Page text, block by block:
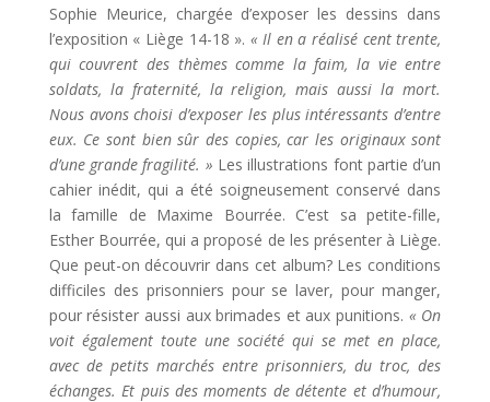
Sophie Meurice, chargée d’exposer les dessins dans
l’exposition « Liège 14-18 ». « Il en a réalisé cent trente,
qui couvrent des thèmes comme la faim, la vie entre
soldats, la fraternité, la religion, mais aussi la mort.
Nous avons choisi d’exposer les plus intéressants d’entre
eux. Ce sont bien sûr des copies, car les originaux sont
d’une grande fragilité. » Les illustrations font partie d’un
cahier inédit, qui a été soigneusement conservé dans
la famille de Maxime Bourrée. C’est sa petite-fille,
Esther Bourrée, qui a proposé de les présenter à Liège.
Que peut-on découvrir dans cet album? Les conditions
difficiles des prisonniers pour se laver, pour manger,
pour résister aussi aux brimades et aux punitions. « On
voit également toute une société qui se met en place,
avec de petits marchés entre prisonniers, du troc, des
échanges. Et puis des moments de détente et d’humour,